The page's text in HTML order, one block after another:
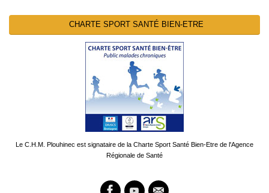
CHARTE SPORT SANTÉ BIEN-ETRE
Le C.H.M. Plouhinec est signataire de la Charte Sport Santé Bien-Etre de l'Agence
Régionale de Santé